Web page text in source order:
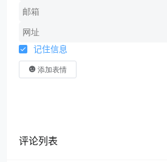
记住信息
添加表情
评论列表